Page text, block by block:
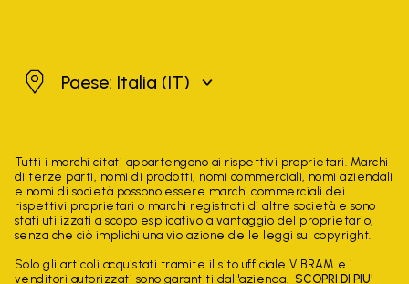
Italia Paese: Italia (IT)
Tutti i marchi citati appartengono ai rispettivi proprietari. Marchi
di terze parti, nomi di prodotti, nomi commerciali, nomi aziendali
e nomi di società possono essere marchi commerciali dei
rispettivi proprietari o marchi registrati di altre società e sono
stati utilizzati a scopo esplicativo a vantaggio del proprietario,
senza che ciò implichi una violazione delle leggi sul copyright.
Solo gli articoli acquistati tramite il sito ufficiale VIBRAM e i
venditori autorizzati sono garantiti dall'azienda. SCOPRI DI PIU'